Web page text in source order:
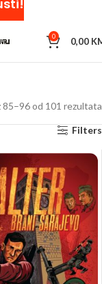
0 0,00
85–96 od 101 rezultata
Filters